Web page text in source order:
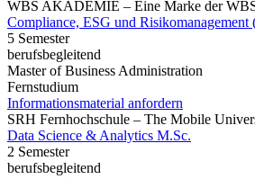
WBS AKADEMIE – Eine Marke der
Compliance, ESG und
5 Semester
berufsbegleitend
Master of Business Administration
Fernstudium
Informationsmaterial anfordern
SRH Fernhochschule – The Mobile
Data Science & Analytics M.Sc.
2 Semester
berufsbegleitend